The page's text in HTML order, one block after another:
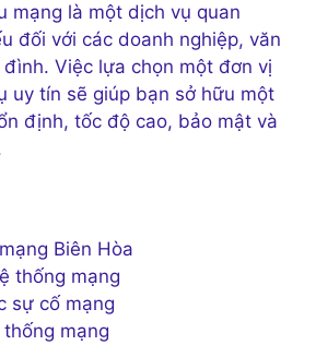
mạng là một dịch vụ quan
đối với các doanh nghiệp, văn
Việc lựa chọn một đơn vị
uy tín sẽ giúp bạn sở hữu một
định, tốc độ cao, bảo mật và
Biên Hòa
thống mạng
sự cố mạng
mạng